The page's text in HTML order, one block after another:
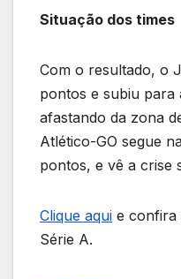
Situação dos times
Com o resultado, o
pontos e subiu para
afastando da zona
Atlético-GO segue
pontos, e vê a crise
Clique aqui e confira
Série A.